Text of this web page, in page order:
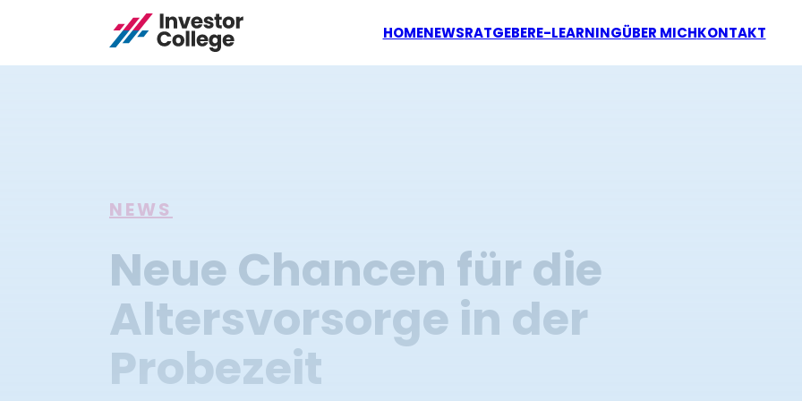
HOMENEWSRATGEBERE-LEARNINGÜBER MICHKONTAKT
NEWS
Neue Chancen für die
Altersvorsorge in der
Probezeit